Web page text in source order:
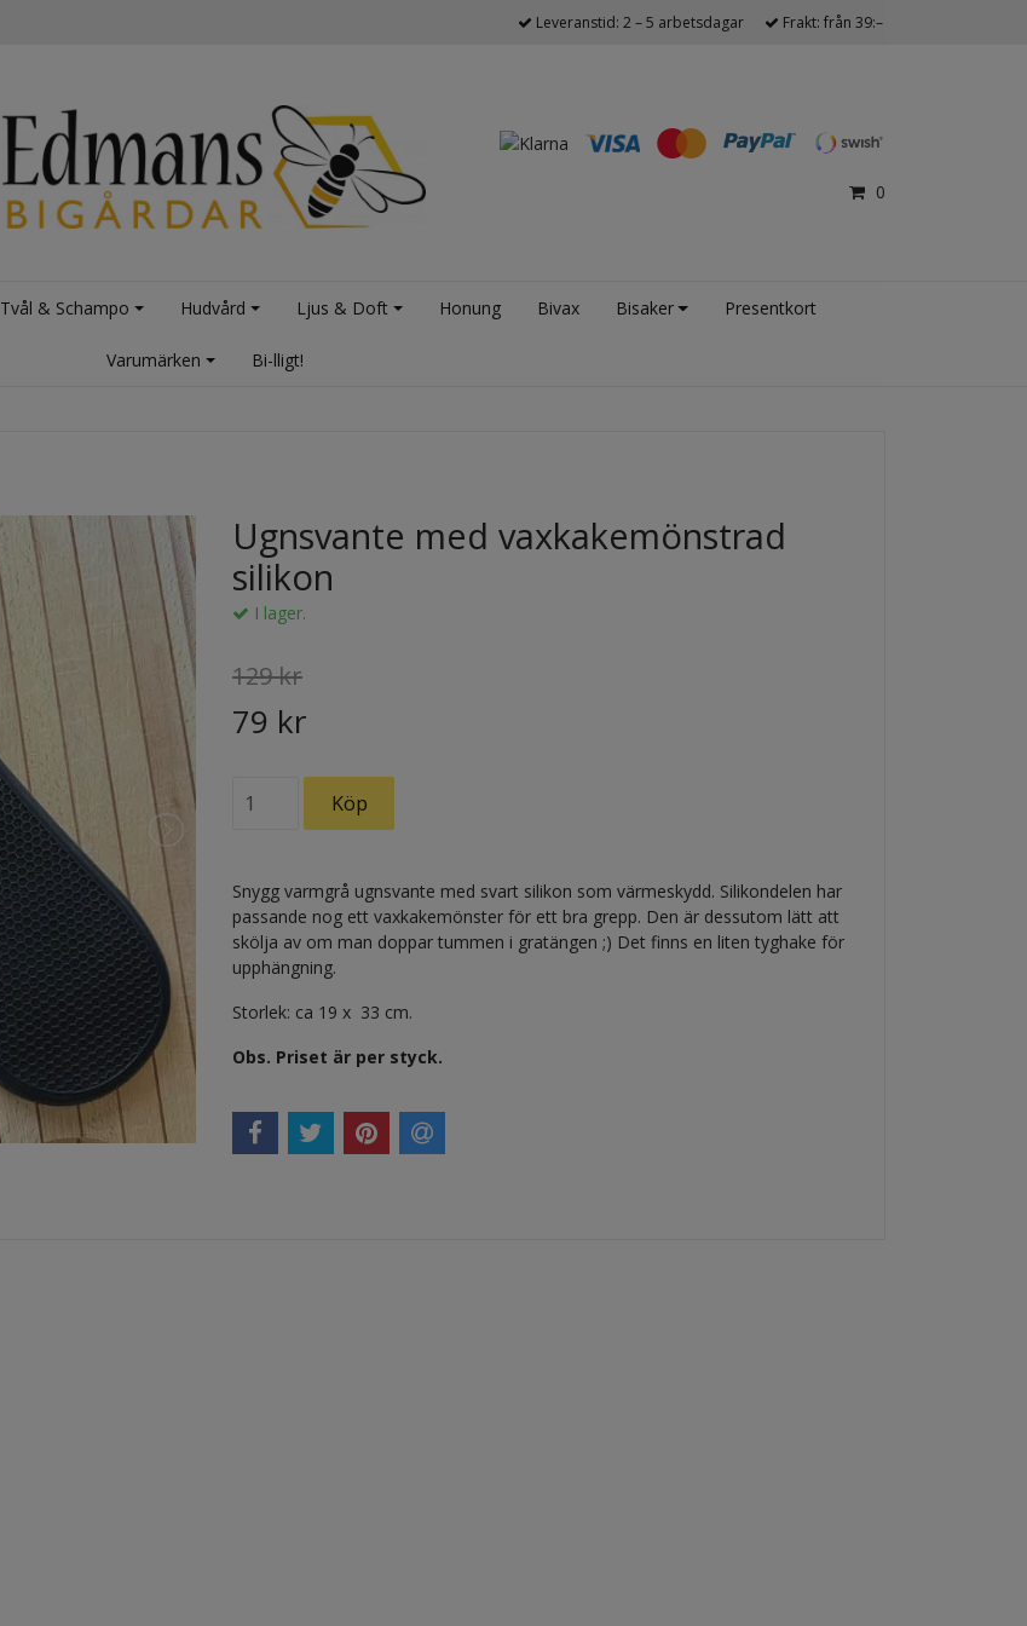
Leveranstid: 2 – 5 arbetsdagar Frakt: från 39:–
0
Tvål & Schampo Hudvård Ljus & Doft Honung Bivax Bisaker Presentkort
Varumärken Bi-lligt!
Ugnsvante med vaxkakemönstrad
silikon
I lager.
129 kr
79 kr
Snygg varmgrå ugnsvante med svart silikon som värmeskydd. Silikondelen har
passande nog ett vaxkakemönster för ett bra grepp. Den är dessutom lätt att
skölja av om man doppar tummen i gratängen ;) Det finns en liten tyghake för
upphängning.
Storlek: ca 19 x 33 cm.
Obs. Priset är per styck.